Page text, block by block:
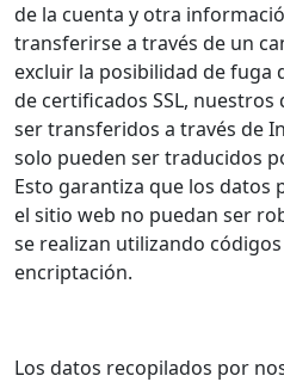
de la cuenta y otra
transferirse a través de un
excluir la posibilidad de fuga
de certificados SSL,
ser transferidos a través de
solo pueden ser traducidos
Esto garantiza que los datos
el sitio web no puedan ser
se realizan utilizando
encriptación.
Los datos recopilados por